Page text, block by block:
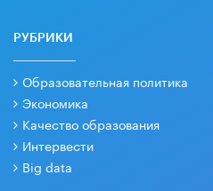
РУБРИКИ
Образовательная политика
Экономика
Качество образования
Интервести
Big data